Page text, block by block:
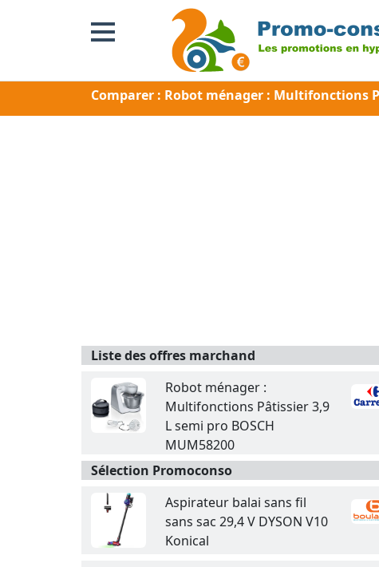
Comparer : Robot ménager : Multifonctions
Liste des offres marchand
Robot ménager :
Multifonctions Pâtissier 3,9
L semi pro BOSCH
MUM58200
Sélection Promoconso
Aspirateur balai sans fil
sans sac 29,4 V DYSON V10
Konical